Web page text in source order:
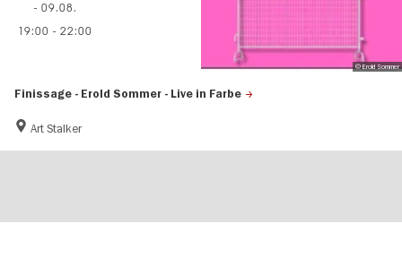
Finissage - Erold Sommer - Live in Farbe
Art Stalker
- 09.08.
19:00 - 22:00
© Erold Sommer